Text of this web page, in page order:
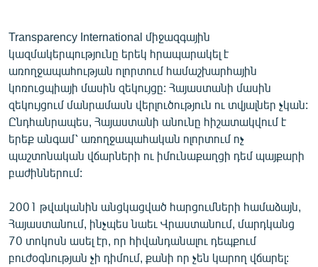
ԱՐԽԻՎ
ՏԵՍԱՆՅՈՒԹԵՐ
ԲԱՆԱՎԵՃ
ՁԳՏԵԼՈՎ ԼԱՎԱԳՈՒՅՆԻՆ
ՓՈԴՔԱՍԹ
Հայերեն
English
Русский
ՀԵՏԵՎԵՔ ՄԵԶ
Transparency International միջազգային
կազմակերպությունը երեկ հրապարակել է
առողջապահության ոլորտում համաշխարհային
կոռուցպիայի մասին զեկույցը: Հայաստանի մասին
զեկույցում մանրամասն վերլուծություն ու տվյալներ չկան:
Ընդհանրապես, Հայաստանի անունը հիշատակվում է
երեք անգամ՝ առողջապահական ոլորտում ոչ
պաշտոնական վճարների ու իմունաքաղցի դեմ պայքարի
բաժիններում:
2001 թվականին անցկացված հարցումների համաձայն,
Հայաստանում, ինչպես նաեւ Վրաստանում, մարդկանց
70 տոկոսն ասել էր, որ հիվանդանալու դեպքում
բուժօգնության չի դիմում, քանի որ չեն կարող վճարել: